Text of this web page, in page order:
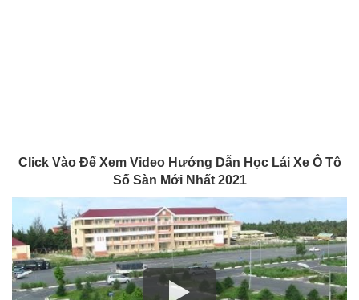
Click Vào Để Xem Video Hướng Dẫn Học Lái Xe Ô Tô
Số Sàn Mới Nhất 2021